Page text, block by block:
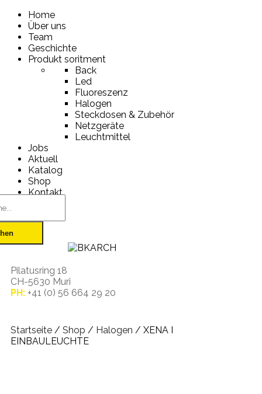
Home
Über uns
Team
Geschichte
Produkt soritment
Back
Led
Fluoreszenz
Halogen
Steckdosen & Zubehör
Netzgeräte
Leuchtmittel
Jobs
Aktuell
Katalog
Shop
Kontakt
Pilatusring 18
CH-5630 Muri
PH: +41 (0) 56 664 29 20
Startseite / Shop / Halogen / XENA I
EINBAULEUCHTE